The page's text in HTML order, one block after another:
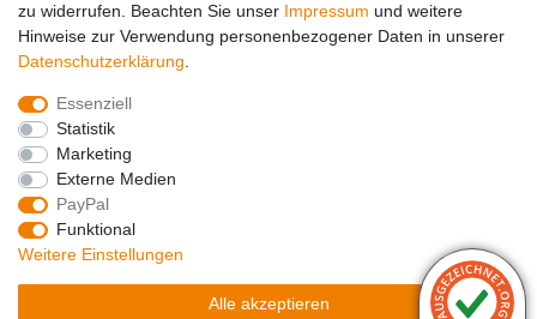
Impressum AGB
zu widerrufen. Beachten Sie unser Impressum und weitere
Hinweise zur Verwendung personenbezogener Daten in unserer
Daten­schutz­erklärung
Essenziell
Statistik
Marketing
Externe Medien
PayPal
Funktional
Weitere Einstellungen
Alle akzeptieren